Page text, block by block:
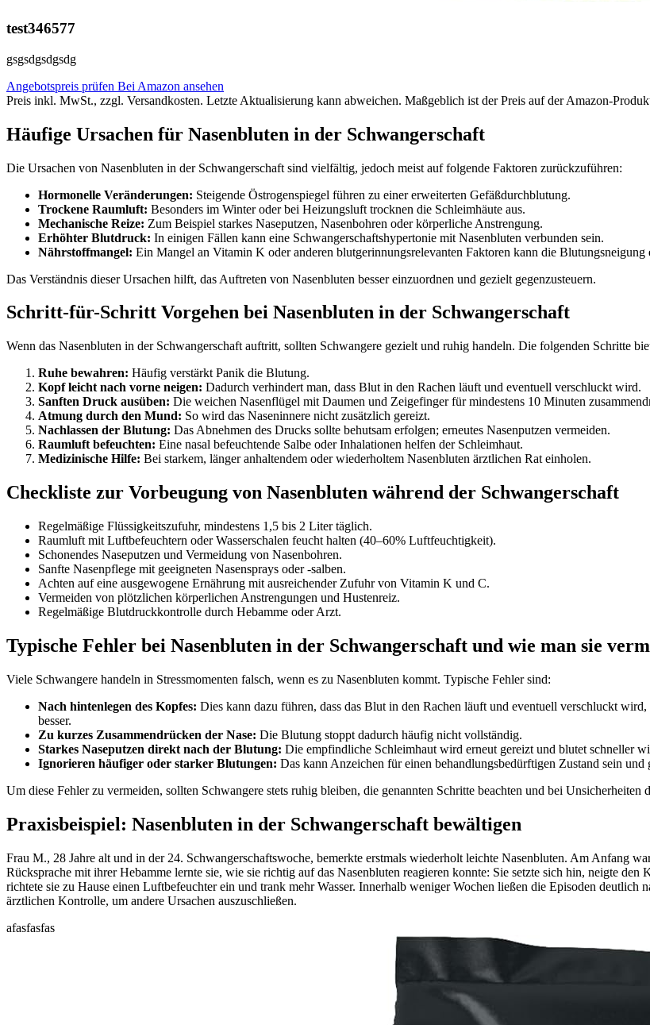
test346577
gsgsdgsdgsdg
Angebotspreis prüfen Bei Amazon ansehen
Preis inkl. MwSt., zzgl. Versandkosten. Letzte Aktualisierung kann abweichen. Maßgeblich ist der Preis auf der Amazon-
Häufige Ursachen für Nasenbluten in der Schwangerschaft
Die Ursachen von Nasenbluten in der Schwangerschaft sind vielfältig, jedoch meist auf folgende Faktoren zurückzuführen:
Hormonelle Veränderungen: Steigende Östrogenspiegel führen zu einer erweiterten Gefäßdurchblutung.
Trockene Raumluft: Besonders im Winter oder bei Heizungsluft trocknen die Schleimhäute aus.
Mechanische Reize: Zum Beispiel starkes Naseputzen, Nasenbohren oder körperliche Anstrengung.
Erhöhter Blutdruck: In einigen Fällen kann eine Schwangerschaftshypertonie mit Nasenbluten verbunden sein.
Nährstoffmangel: Ein Mangel an Vitamin K oder anderen blutgerinnungsrelevanten Faktoren kann die Blutungsneigung
Das Verständnis dieser Ursachen hilft, das Auftreten von Nasenbluten besser einzuordnen und gezielt gegenzusteuern.
Schritt-für-Schritt Vorgehen bei Nasenbluten in der Schwangerschaft
Wenn das Nasenbluten in der Schwangerschaft auftritt, sollten Schwangere gezielt und ruhig handeln. Die folgenden Schritte
Ruhe bewahren: Häufig verstärkt Panik die Blutung.
Kopf leicht nach vorne neigen: Dadurch verhindert man, dass Blut in den Rachen läuft und eventuell verschluckt wird.
Sanften Druck ausüben: Die weichen Nasenflügel mit Daumen und Zeigefinger für mindestens 10 Minuten
Atmung durch den Mund: So wird das Naseninnere nicht zusätzlich gereizt.
Nachlassen der Blutung: Das Abnehmen des Drucks sollte behutsam erfolgen; erneutes Nasenputzen vermeiden.
Raumluft befeuchten: Eine nasal befeuchtende Salbe oder Inhalationen helfen der Schleimhaut.
Medizinische Hilfe: Bei starkem, länger anhaltendem oder wiederholtem Nasenbluten ärztlichen Rat einholen.
Checkliste zur Vorbeugung von Nasenbluten während der Schwangerschaft
Regelmäßige Flüssigkeitszufuhr, mindestens 1,5 bis 2 Liter täglich.
Raumluft mit Luftbefeuchtern oder Wasserschalen feucht halten (40–60% Luftfeuchtigkeit).
Schonendes Naseputzen und Vermeidung von Nasenbohren.
Sanfte Nasenpflege mit geeigneten Nasensprays oder -salben.
Achten auf eine ausgewogene Ernährung mit ausreichender Zufuhr von Vitamin K und C.
Vermeiden von plötzlichen körperlichen Anstrengungen und Hustenreiz.
Regelmäßige Blutdruckkontrolle durch Hebamme oder Arzt.
Typische Fehler bei Nasenbluten in der Schwangerschaft und wie man sie
Viele Schwangere handeln in Stressmomenten falsch, wenn es zu Nasenbluten kommt. Typische Fehler sind:
Nach hintenlegen des Kopfes: Dies kann dazu führen, dass das Blut in den Rachen läuft und eventuell verschluckt
besser.
Zu kurzes Zusammendrücken der Nase: Die Blutung stoppt dadurch häufig nicht vollständig.
Starkes Naseputzen direkt nach der Blutung: Die empfindliche Schleimhaut wird erneut gereizt und blutet schneller
Ignorieren häufiger oder starker Blutungen: Das kann Anzeichen für einen behandlungsbedürftigen Zustand sein
Um diese Fehler zu vermeiden, sollten Schwangere stets ruhig bleiben, die genannten Schritte beachten und bei Unsicherheiten
Praxisbeispiel: Nasenbluten in der Schwangerschaft bewältigen
Frau M., 28 Jahre alt und in der 24. Schwangerschaftswoche, bemerkte erstmals wiederholt leichte Nasenbluten. Am Anfang
Rücksprache mit ihrer Hebamme lernte sie, wie sie richtig auf das Nasenbluten reagieren konnte: Sie setzte sich hin, neigte
richtete sie zu Hause einen Luftbefeuchter ein und trank mehr Wasser. Innerhalb weniger Wochen ließen die Episoden
ärztlichen Kontrolle, um andere Ursachen auszuschließen.
afasfasfas